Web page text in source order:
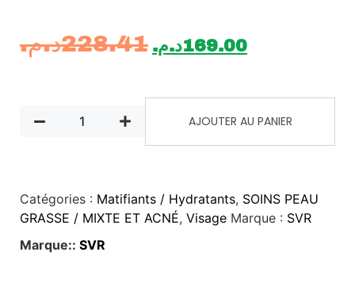
228.41د.م. 169.00د.م.
AJOUTER AU PANIER
Catégories : Matifiants / Hydratants, SOINS PEAU
GRASSE / MIXTE ET ACNÉ, Visage Marque : SVR
Marque:: SVR